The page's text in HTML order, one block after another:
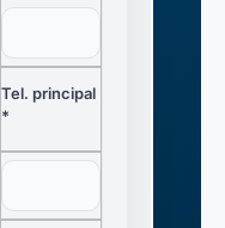
Tel. principal
*